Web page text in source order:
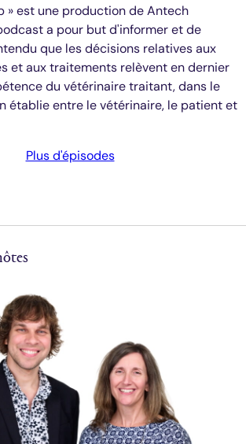
» est une production de Antech
a pour but d'informer et de
que les décisions relatives aux
et aux traitements relèvent en dernier
du vétérinaire traitant, dans le
établie entre le vétérinaire, le patient et
Plus d'épisodes